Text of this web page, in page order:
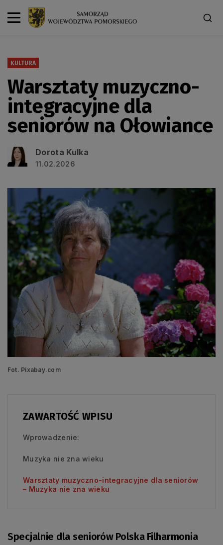
KULTURA
Warsztaty muzyczno-
integracyjne dla
seniorów na Ołowiance
Dorota Kulka
11.02.2026
Fot. Pixabay.com
ZAWARTOŚĆ WPISU
Wprowadzenie:
Muzyka nie zna wieku
Warsztaty muzyczno-integracyjne dla seniorów
– Muzyka nie zna wieku
Specjalnie dla seniorów Polska Filharmonia